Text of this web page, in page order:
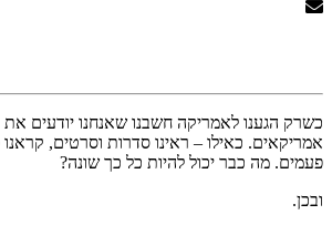
כשרק הגענו לאמריקה חשבנו שאנחנו יודעים
אמריקאים. כאילו – ראינו סדרות וסרטים,
פעמים. מה כבר יכול להיות כל כך שונה?
ובכן.